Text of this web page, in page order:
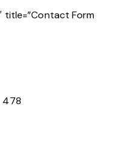
title=”Contact Form
478